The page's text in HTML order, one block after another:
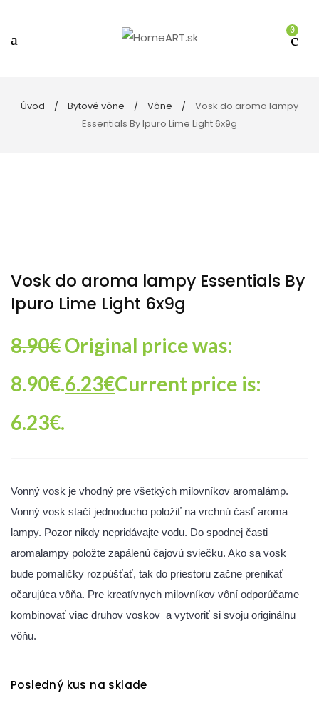
0
Úvod Bytové vône Vône
Vosk do aroma lampy
Essentials By Ipuro Lime Light 6x9g
Vosk do aroma lampy Essentials By
Ipuro Lime Light 6x9g
8.90€Original price was:
8.90€.6.23€Current price is:
6.23€.
Vonný vosk je vhodný pre všetkých milovníkov aromalámp.
Vonný vosk stačí jednoducho položiť na vrchnú časť aroma
lampy. Pozor nikdy nepridávajte vodu. Do spodnej časti
aromalampy položte zapálenú čajovú sviečku. Ako sa vosk
bude pomaličky rozpúšťať, tak do priestoru začne prenikať
očarujúca vôňa. Pre kreatívnych milovníkov vôní odporúčame
kombinovať viac druhov voskov a vytvoriť si svoju originálnu
vôňu.
Posledný kus na sklade